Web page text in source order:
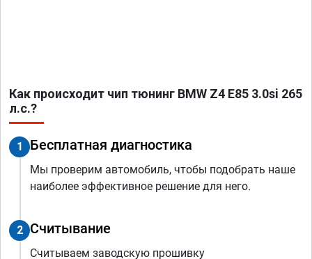
Как происходит чип тюнинг BMW Z4 E85 3.0si 265
л.с.?
1 Бесплатная диагностика
Мы проверим автомобиль, чтобы подобрать наше
наиболее эффективное решение для него.
2 Считывание
Считываем заводскую прошивку